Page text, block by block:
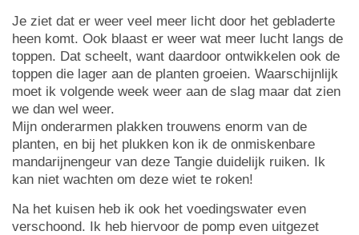
Je ziet dat er weer veel meer licht door het gebladerte
heen komt. Ook blaast er weer wat meer lucht langs de
toppen. Dat scheelt, want daardoor ontwikkelen ook de
toppen die lager aan de planten groeien. Waarschijnlijk
moet ik volgende week weer aan de slag maar dat zien
we dan wel weer.
Mijn onderarmen plakken trouwens enorm van de
planten, en bij het plukken kon ik de onmiskenbare
mandarijnengeur van deze Tangie duidelijk ruiken. Ik
kan niet wachten om deze wiet te roken!
Na het kuisen heb ik ook het voedingswater even
verschoond. Ik heb hiervoor de pomp even uitgezet